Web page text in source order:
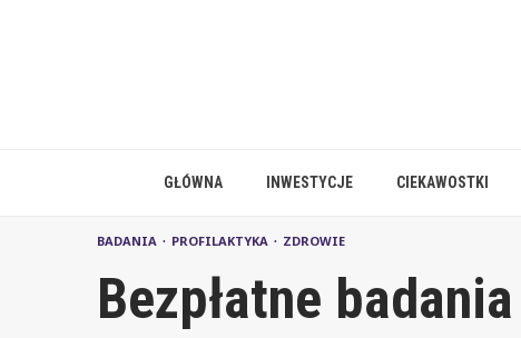
GŁÓWNA INWESTYCJE CIEKAWOSTKI
BADANIA PROFILAKTYKA ZDROWIE
Bezpłatne